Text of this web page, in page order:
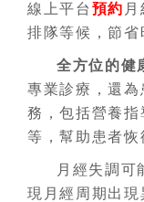
線上平台 預約
排隊等候，節省
全方位的健
專業診療，還為
務，包括營養
等，幫助患者恢
月經失調可
現月經周期出現